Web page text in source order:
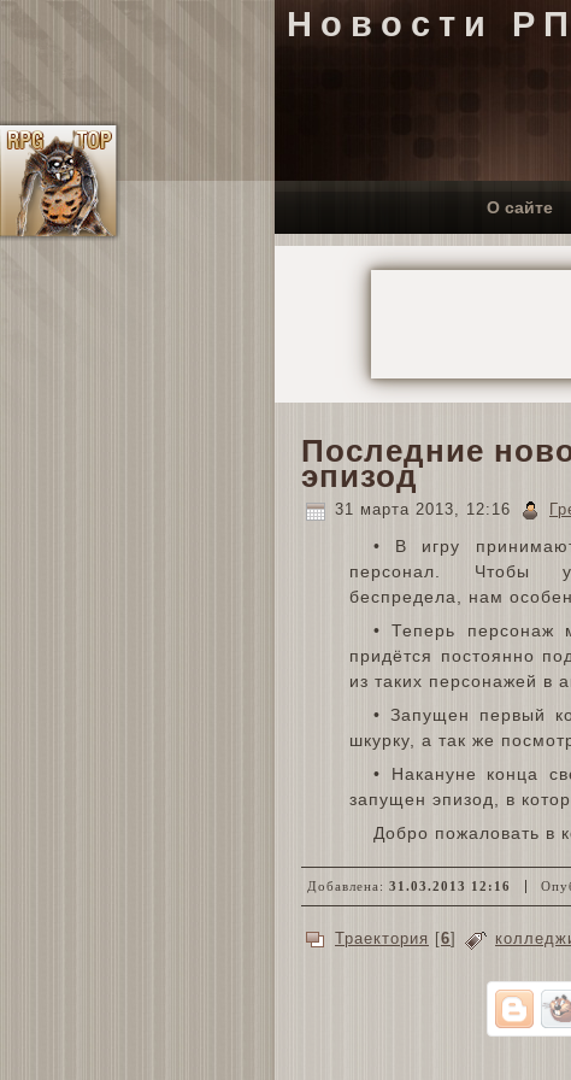
Новости
О сайте
Последние
эпизод
31 марта 2013, 12:16
• В игру
персонал. Чтобы
беспредела, нам
• Теперь персонаж
придётся постоянно
из таких персонажей в
• Запущен первый
шкурку, а так же
• Накануне конца
запущен эпизод, в
Добро пожаловать в
Добавлена: 31.03.2013 12:16
Траектория [6]